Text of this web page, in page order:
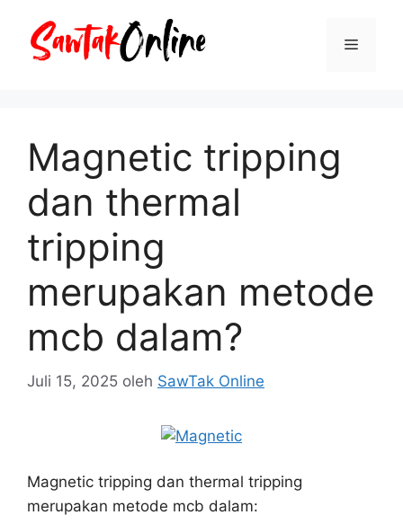
Menu
Magnetic tripping
dan thermal
tripping
merupakan metode
mcb dalam?
Juli 15, 2025 oleh SawTak Online
Magnetic tripping dan thermal tripping
merupakan metode mcb dalam: